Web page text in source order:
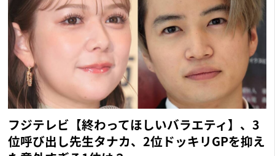
フジテレビ【終わってほしいバラエティ】、3
位呼び出し先生タナカ、2位ドッキリGPを抑え